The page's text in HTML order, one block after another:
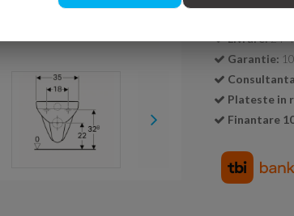
Transport
Livrare:24-
Garantie:
Plateste in
Finantare